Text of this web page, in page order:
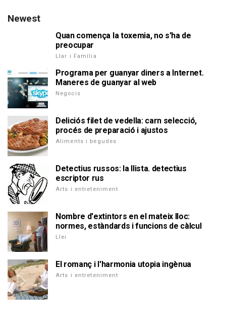
Newest
Quan comença la toxemia, no s'ha de
preocupar
Llar i Família
Programa per guanyar diners a Internet.
Maneres de guanyar al web
Negocis
Deliciós filet de vedella: carn selecció,
procés de preparació i ajustos
Aliments i begudes
Detectius russos: la llista. detectius
escriptor rus
Arts i entreteniment
Nombre d'extintors en el mateix lloc:
normes, estàndards i funcions de càlcul
Llei
El romanç i l'harmonia utopia ingènua
Arts i entreteniment